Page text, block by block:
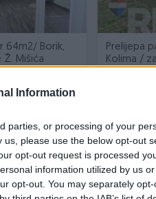
Information
parties, or processing of your
please use the below opt-out
opt-out request is processed
information utilized by us
opt-out. You may separately
64m2/ Borik,
Mišića
Prelijepa
Kolima /